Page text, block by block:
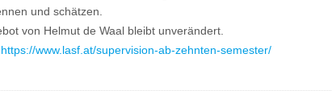
und schätzen.
von Helmut de Waal bleibt unverändert.
https://www.lasf.at/supervision-ab-zehnten-semester/